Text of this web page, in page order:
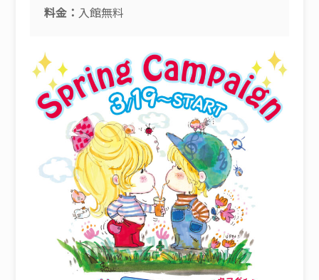
料金： 入館無料